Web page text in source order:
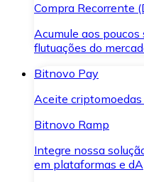
Compra Recorrente
Acumule aos
flutuações do
Bitnovo Pay
Aceite criptomoedas
Bitnovo Ramp
Integre nossa
em plataformas e